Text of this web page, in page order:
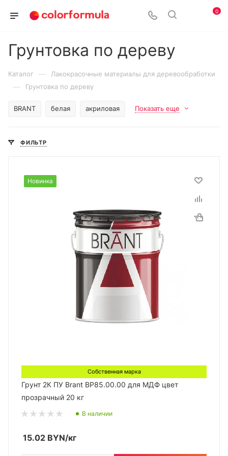
0
Грунтовка по дереву
Каталог — Лакокрасочные материалы для деревообработки
— Грунтовка по дереву
BRANT белая акриловая Показать еще
ФИЛЬТР
Новинка
Собственная марка
Грунт 2К ПУ Brant BP85.00.00 для МДФ цвет
прозрачный 20 кг
В наличии
15.02 BYN/кг